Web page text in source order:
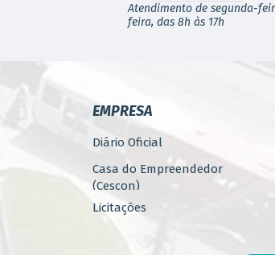
Atendimento de segunda-
feira, das 8h às 17h
EMPRESA
Diário Oficial
Casa do Empreendedor
(Cescon)
Licitações